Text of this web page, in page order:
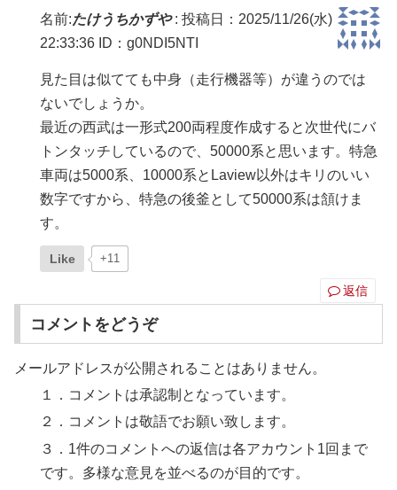
名前:たけうちかずや: 投稿日：2025/11/26(水)
22:33:36 ID：g0NDI5NTI
見た目は似てても中身（走行機器等）が違うのでは
ないでしょうか。
最近の西武は一形式200両程度作成すると次世代にバ
トンタッチしているので、50000系と思います。特急
車両は5000系、10000系とLaview以外はキリのいい
数字ですから、特急の後釜として50000系は頷けま
す。
Like +11
返信
コメントをどうぞ
メールアドレスが公開されることはありません。
１．コメントは承認制となっています。
２．コメントは敬語でお願い致します。
３．1件のコメントへの返信は各アカウント1回まで
です。多様な意見を並べるのが目的です。